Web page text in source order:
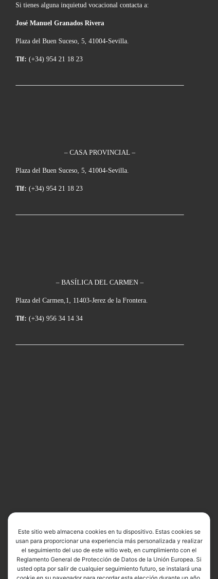
Si tienes alguna inquietud vocacional contacta a:
José Manuel Granados Rivera
Plaza del Buen Suceso, 5, 41004-Sevilla.
Tlf: (+34) 954 21 18 23
– CASA PROVINCIAL –
Plaza del Buen Suceso, 5, 41004-Sevilla.
Tlf: (+34) 954 21 18 23
– BASÍLICA DEL CARMEN –
Plaza del Carmen,1, 11403-Jerez de la Frontera.
Tlf: (+34) 956 34 14 34
Este sitio web almacena cookies en tu dispositivo. Estas cookies se
usan para proporcionar una experiencia más personalizada y realizar
el seguimiento del uso de este witio web, en cumplimiento con el
Reglamento General de Protección de Datos de la Unión Europea. Si
usted opta por salir de cualquier seguimiento futuro, se instalará una